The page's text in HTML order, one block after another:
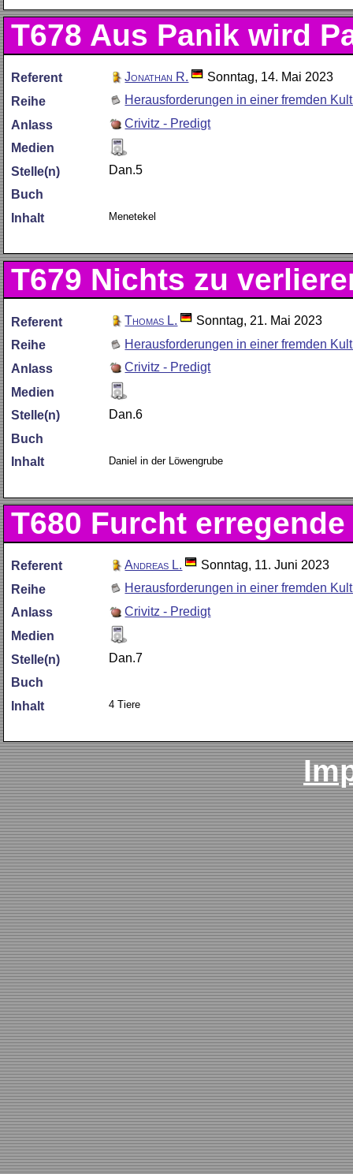
T678 Aus Panik wird
Referent Jonathan R.
Sonntag, 14. Mai 2023
Reihe
Herausforderungen in einer fremden
Anlass
Crivitz - Predigt
Medien
Stelle(n)
Dan.5
Buch
Inhalt
Menetekel
T679 Nichts zu
Referent Thomas L.
Sonntag, 21. Mai 2023
Reihe
Herausforderungen in einer fremden
Anlass
Crivitz - Predigt
Medien
Stelle(n)
Dan.6
Buch
Inhalt
Daniel in der Löwengrube
T680 Furcht
Referent Andreas L.
Sonntag, 11. Juni 2023
Reihe
Herausforderungen in einer fremden
Anlass
Crivitz - Predigt
Medien
Stelle(n)
Dan.7
Buch
Inhalt
4 Tiere